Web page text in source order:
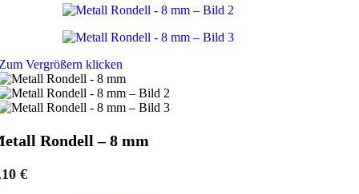
Vergrößern klicken
Rondell – 8 mm
€